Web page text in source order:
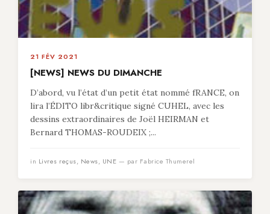
21 FÉV 2021
[NEWS] NEWS DU DIMANCHE
D’abord, vu l’état d’un petit état nommé fRANCE, on
lira l’ÉDITO libr&critique signé CUHEL, avec les
dessins extraordinaires de Joël HEIRMAN et
Bernard THOMAS-ROUDEIX ;...
in Livres reçus, News, UNE — par Fabrice Thumerel